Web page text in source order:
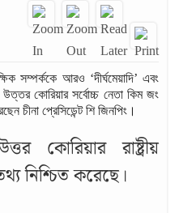
সম্পর্ককে আরও ‘দীর্ঘমেয়াদি’ এবং
উত্তর কোরিয়ার সর্বোচ্চ নেতা কিম জং
চীনা প্রেসিডেন্ট শি জিনপিং।
কোরিয়ার রাষ্ট্রীয়
নিশ্চিত করেছে।